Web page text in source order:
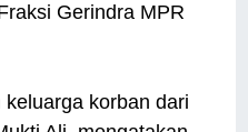
Gerindra MPR
korban dari